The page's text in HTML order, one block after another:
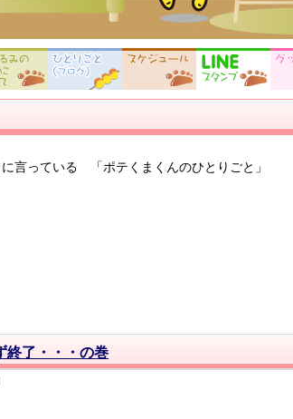
言っている 「ポテくまくんのひとりごと」
終了・・・の巻